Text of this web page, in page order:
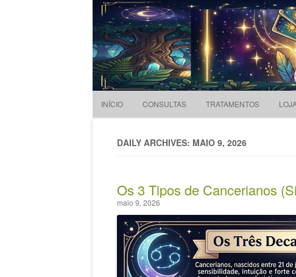
Evandro Legramonte Terapeuta
INÍCIO CONSULTAS TRATAMENTOS
DAILY ARCHIVES: MAIO 9, 2026
Os 3 Tipos de Cancerianos
maio 9, 2026